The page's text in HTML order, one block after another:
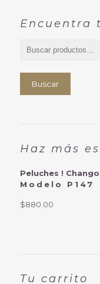
Encuentra
Buscar
Haz más
Peluches !
Modelo P147
$880.00
Tu carrito